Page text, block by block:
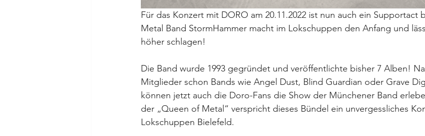
Für das Konzert mit DORO am 20.11.2022 ist nun auch ein Supportact
Metal Band StormHammer macht im Lokschuppen den Anfang und
höher schlagen!
Die Band wurde 1993 gegründet und veröffentlichte bisher 7 Alben!
Mitglieder schon Bands wie Angel Dust, Blind Guardian oder Grave
können jetzt auch die Doro-Fans die Show der Münchener Band
der „Queen of Metal“ verspricht dieses Bündel ein unvergessliches
Lokschuppen Bielefeld.